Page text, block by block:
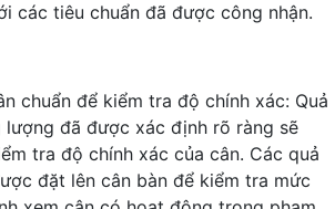
các tiêu chuẩn đã được công nhận.
chuẩn để kiểm tra độ chính xác: Quả
lượng đã được xác định rõ ràng sẽ
tra độ chính xác của cân. Các quả
đặt lên cân bàn để kiểm tra mức